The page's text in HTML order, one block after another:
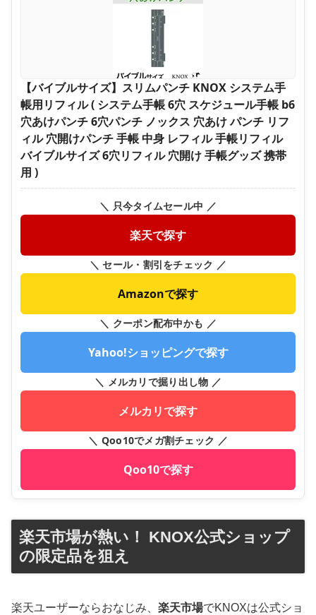
【バイブルサイズ】スリムパンチ KNOX システム手
帳用リフィル ( システム手帳 6穴 スケジュール手帳 b6
穴あけパンチ 6穴パンチ ノックス 穴あけ パンチ リフ
ィル 穴開けパンチ 手帳 中身 レフィル 手帳リフィル
バイブルサイズ 6穴リフィル 穴開け 手帳グッズ 携帯
用 )
＼ 只今タイムセール中 ／
楽天で探す
＼ セール・割引をチェック ／
Amazonで探す
＼ クーポン配布中かも ／
Yahoo!ショッピングで探す
＼ メルカリで掘り出し物 ／
メルカリで探す
＼ Qoo10でメガ割チェック ／
Qoo10で探す
楽天市場が熱い！ KNOX公式ショップ
の限定品を狙え
楽天ユーザーならおなじみ、 楽天市場でKNOXは公式ショ